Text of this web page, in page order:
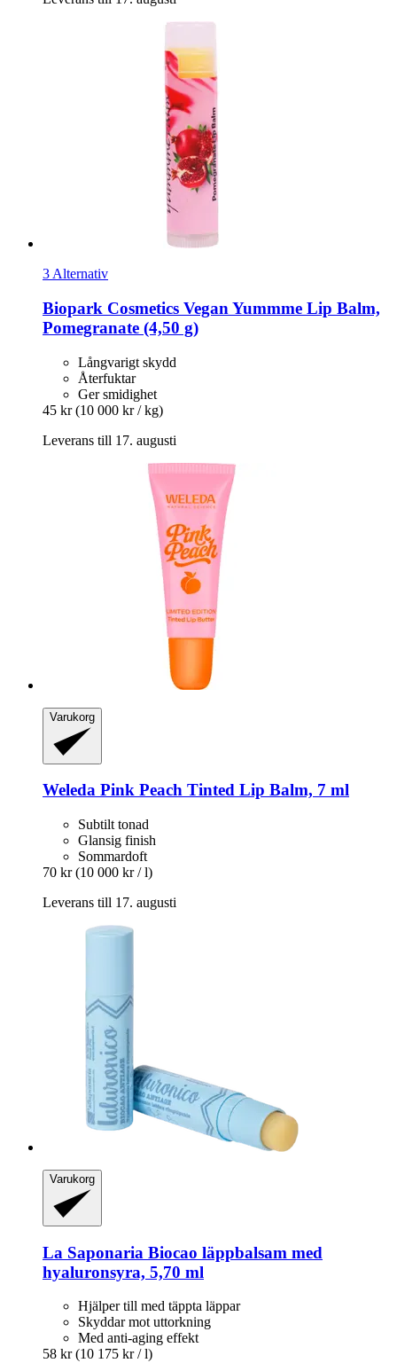
3 Alternativ
Biopark Cosmetics Vegan Yummme Lip Balm,
Pomegranate (4,50 g)
Långvarigt skydd
Återfuktar
Ger smidighet
45 kr (10 000 kr / kg)
Leverans till 17. augusti
Varukorg
Weleda Pink Peach Tinted Lip Balm, 7 ml
Subtilt tonad
Glansig finish
Sommardoft
70 kr (10 000 kr / l)
Leverans till 17. augusti
Varukorg
La Saponaria Biocao läppbalsam med
hyaluronsyra, 5,70 ml
Hjälper till med täppta läppar
Skyddar mot uttorkning
Med anti-aging effekt
58 kr (10 175 kr / l)